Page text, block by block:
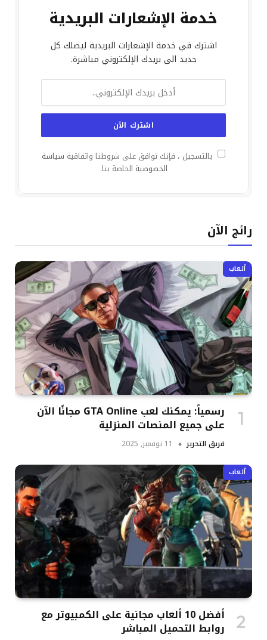
خدمة الإشعارات البريدية
اشترك في خدمة الإشعارات البريدية ليصلك كل
جديد الى بريدك الإلكتروني مباشرة.
بالتسجيل ، فإنك توافق على شروطنا واتفاقية سياسة
الخصوصية الخاصة بنا.
رائج الآن
ألعاب
رسمياً: يمكنك لعب GTA Online مجانًا الآن
على جميع المنصات المنزلية
فريق التحرير 11 نوفمبر, 2025
ألعاب
أفضل 10 ألعاب مجانية على الكمبيوتر مع
روابط التحميل المباشر